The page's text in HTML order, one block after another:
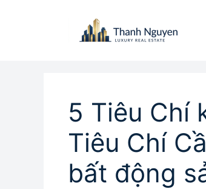
5 Tiêu Chí
Tiêu Chí
bất động